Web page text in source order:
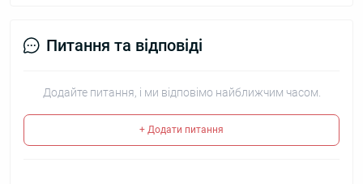
Питання та відповіді
Додайте питання, і ми відповімо найближчим часом.
+ Додати питання